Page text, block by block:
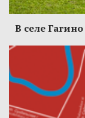
В селе